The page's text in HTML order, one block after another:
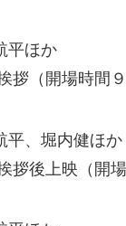
平ほか
拶（開場時間９
平、堀内健ほか
拶後上映（開